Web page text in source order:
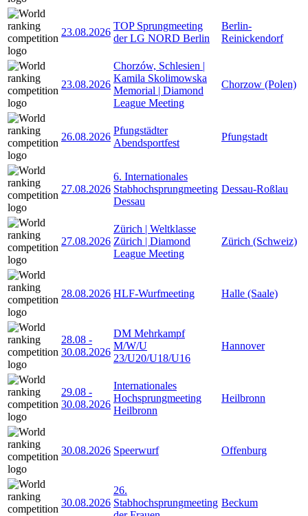
23.08.2026
TOP Sprungmeeting
der LG NORD Berlin
Berlin-
Reinickendorf
23.08.2026
Chorzów, Schlesien |
Kamila Skolimowska
Memorial | Diamond
League Meeting
Chorzow (Polen)
26.08.2026
Pfungstädter
Abendsportfest
Pfungstadt
27.08.2026
6. Internationales
Stabhochsprungmeeting
Dessau
Dessau-Roßlau
27.08.2026
Zürich | Weltklasse
Zürich | Diamond
League Meeting
Zürich (Schweiz)
28.08.2026 HLF-Wurfmeeting Halle (Saale)
28.08 -
30.08.2026
DM Mehrkampf
M/W/U
23/U20/U18/U16
Hannover
29.08 -
30.08.2026
Internationales
Hochsprungmeeting
Heilbronn
Heilbronn
30.08.2026 Speerwurf Offenburg
30.08.2026
26.
Stabhochsprungmeeting Beckum